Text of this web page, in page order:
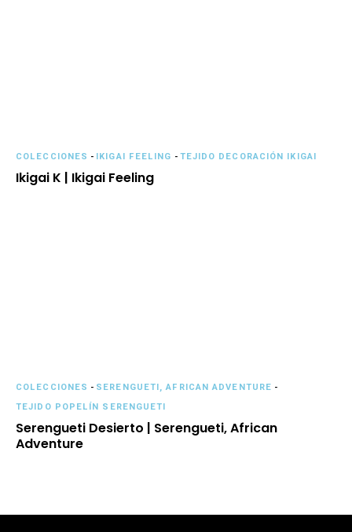
COLECCIONES - IKIGAI FEELING -TEJIDO DECORACIÓN IKIGAI
Ikigai K | Ikigai Feeling
COLECCIONES - SERENGUETI, AFRICAN ADVENTURE -
TEJIDO POPELÍN SERENGUETI
Serengueti Desierto | Serengueti, African
Adventure